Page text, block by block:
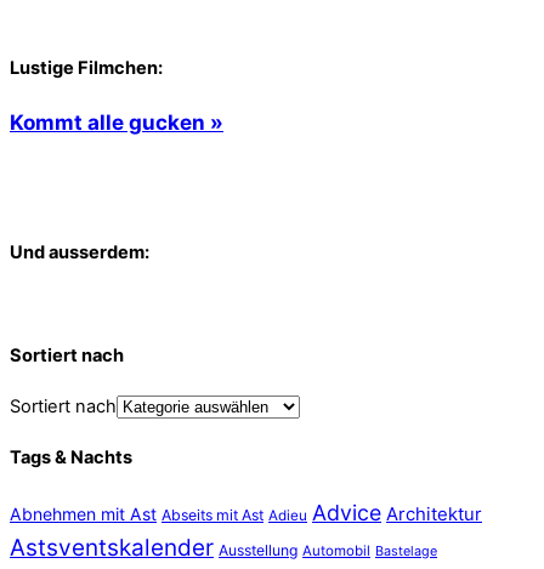
Lustige Filmchen:
Kommt alle gucken »
Und ausserdem:
Sortiert nach
Sortiert nach
Tags & Nachts
Abnehmen mit Ast Abseits mit Ast Adieu Advice Architektur
Astsventskalender Ausstellung Automobil Bastelage